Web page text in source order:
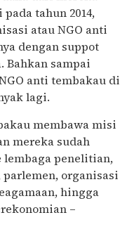
tahun 2014,
atau NGO anti
dengan suppot
Bahkan sampai
anti tembakau di
lagi.
membawa misi
mereka sudah
penelitian,
parlemen, organisasi
hingga
–